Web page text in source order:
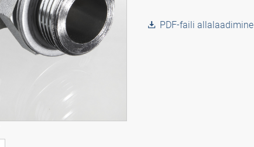
PDF-faili allalaadimine